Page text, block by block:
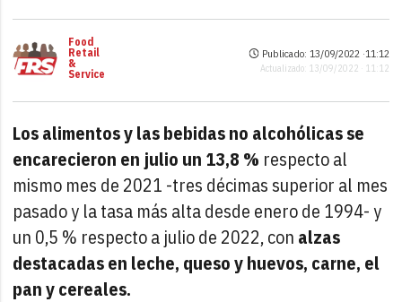
Food
Retail
&
Service
Publicado: 13/09/2022 ·11:12
Actualizado: 13/09/2022 · 11:12
Los alimentos y las bebidas no alcohólicas se
encarecieron en julio un 13,8 % respecto al
mismo mes de 2021 -tres décimas superior al mes
pasado y la tasa más alta desde enero de 1994- y
un 0,5 % respecto a julio de 2022, con alzas
destacadas en leche, queso y huevos, carne, el
pan y cereales.